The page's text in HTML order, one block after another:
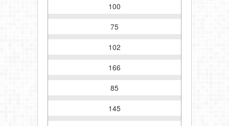
100
75
102
166
85
145